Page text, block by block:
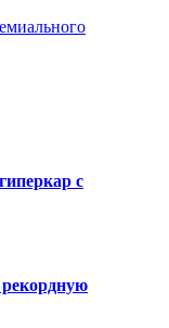
с
рекордную